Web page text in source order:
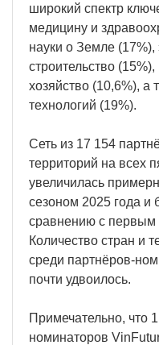
широкий спектр
медицину и
науки о Земле (17%),
строительство
хозяйство (10,6%), а
технологий (19%).
Сеть из 17 154
территорий на всех
увеличилась
сезоном 2025 года и
сравнению с первым
Количество стран и
среди партнёров-
почти удвоилось.
Примечательно, что
номинаторов